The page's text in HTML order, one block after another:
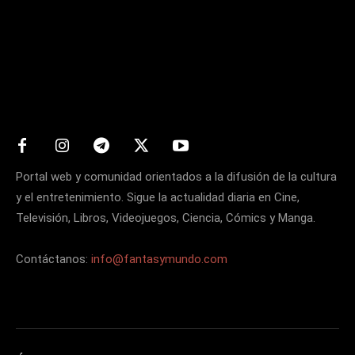
Portal web y comunidad orientados a la difusión de la cultura
y el entretenimiento. Sigue la actualidad diaria en Cine,
Televisión, Libros, Videojuegos, Ciencia, Cómics y Manga.
Contáctanos: info@fantasymundo.com